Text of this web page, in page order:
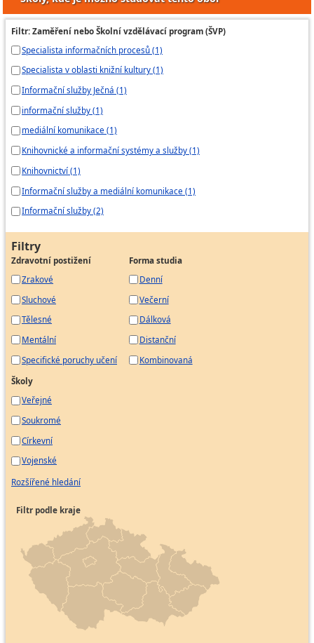
Filtr: Zaměření nebo Školní vzdělávací program (ŠVP)
Specialista informačních procesů (1)
Specialista v oblasti knižní kultury (1)
Informační služby Ječná (1)
informační služby (1)
mediální komunikace (1)
Knihovnické a informační systémy a služby (1)
Knihovnictví (1)
Informační služby a mediální komunikace (1)
Informační služby (2)
Filtry
Zdravotní postižení
Zrakové
Sluchové
Tělesné
Mentální
Specifické poruchy učení
Forma studia
Denní
Večerní
Dálková
Distanční
Kombinovaná
Školy
Veřejné
Soukromé
Církevní
Vojenské
Rozšířené hledání
Filtr podle kraje